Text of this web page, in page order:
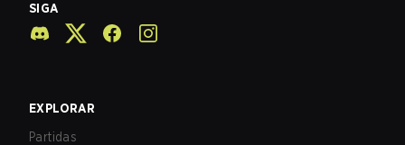
SIGA
EXPLORAR
Partidas